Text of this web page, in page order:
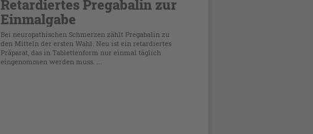
Retardiertes Pregabalin zur
Einmalgabe
Bei neuropathischen Schmerzen zählt Pregabalin zu
den Mitteln der ersten Wahl. Neu ist ein retardiertes
Präparat, das in Tablettenform nur einmal täglich
eingenommen werden muss. ...